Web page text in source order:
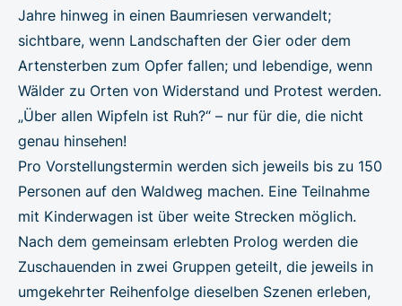
Jahre hinweg in einen Baumriesen verwandelt;
sichtbare, wenn Landschaften der Gier oder dem
Artensterben zum Opfer fallen; und lebendige, wenn
Wälder zu Orten von Widerstand und Protest werden.
„Über allen Wipfeln ist Ruh?“ – nur für die, die nicht
genau hinsehen!
Pro Vorstellungstermin werden sich jeweils bis zu 150
Personen auf den Waldweg machen. Eine Teilnahme
mit Kinderwagen ist über weite Strecken möglich.
Nach dem gemeinsam erlebten Prolog werden die
Zuschauenden in zwei Gruppen geteilt, die jeweils in
umgekehrter Reihenfolge dieselben Szenen erleben,